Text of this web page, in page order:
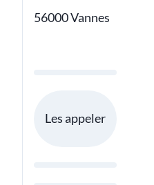
56000 Vannes
Les appeler